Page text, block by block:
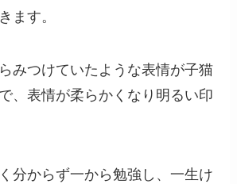
ます。
みつけていたような表情が子猫
、表情が柔らかくなり明るい印
分からず一から勉強し、一生け